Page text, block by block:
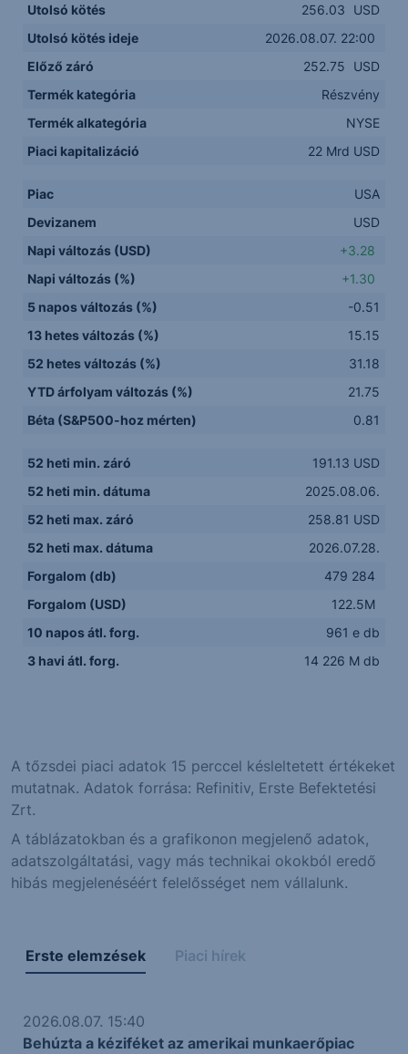
Utolsó kötés
256.03
USD
Utolsó kötés ideje
2026.08.07. 22:00
Előző záró
252.75
USD
Termék kategória
Részvény
Termék alkategória
NYSE
Piaci kapitalizáció
22 Mrd USD
Piac
USA
Devizanem
USD
Napi változás (USD)
+3.28
Napi változás (%)
+1.30
5 napos változás (%)
-0.51
13 hetes változás (%)
15.15
52 hetes változás (%)
31.18
YTD árfolyam változás (%)
21.75
Béta (S&P500-hoz mérten)
0.81
52 heti min. záró
191.13 USD
52 heti min. dátuma
2025.08.06.
52 heti max. záró
258.81 USD
52 heti max. dátuma
2026.07.28.
Forgalom (db)
479 284
Forgalom (USD)
122.5M
10 napos átl. forg.
961 e db
3 havi átl. forg.
14 226 M db
A tőzsdei piaci adatok 15 perccel késleltetett értékeket
mutatnak. Adatok forrása: Refinitiv, Erste Befektetési
Zrt.
A táblázatokban és a grafikonon megjelenő adatok,
adatszolgáltatási, vagy más technikai okokból eredő
hibás megjelenéséért felelősséget nem vállalunk.
Erste elemzések Piaci hírek
2026.08.07. 15:40
Behúzta a kéziféket az amerikai munkaerőpiac